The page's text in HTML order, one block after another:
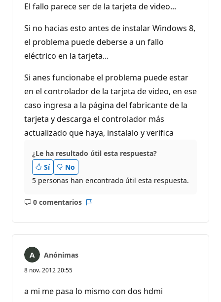
El fallo parece ser de la tarjeta de video...
Si no hacias esto antes de instalar Windows 8,
el problema puede deberse a un fallo
eléctrico en la tarjeta...
Si anes funcionabe el problema puede estar
en el controlador de la tarjeta de video, en ese
caso ingresa a la página del fabricante de la
tarjeta y descarga el controlador más
actualizado que haya, instalalo y verifica
¿Le ha resultado útil esta respuesta?
Sí
No
5 personas han encontrado útil esta respuesta.
0 comentarios
No
Anónimas
8 nov. 2012 20:55
a mi me pasa lo mismo con dos hdmi